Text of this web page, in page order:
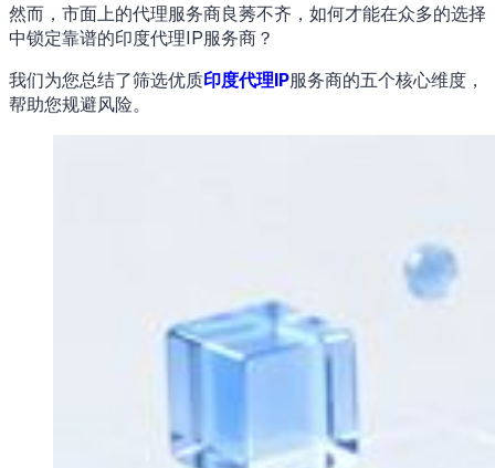
然而，市面上的代理服务商良莠不齐，如何才能在众多的选择
中锁定靠谱的印度代理IP服务商？
我们为您总结了筛选优质印度代理IP服务商的五个核心维度，
帮助您规避风险。